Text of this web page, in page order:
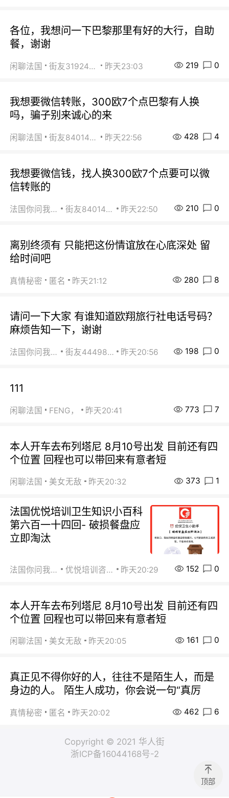
各位，我想问一下巴黎那里有好的大行，自助
餐，谢谢
闲聊法国 街友31924072 昨天23:03 219 0
我想要微信转账，300欧7个点巴黎有人换
吗，骗子别来诚心的来
闲聊法国 街友84014588 昨天22:56 428 4
我想要微信钱，找人换300欧7个点要可以微
信转账的
法国你问我答 街友84014588 昨天22:50 210 0
离别终须有 只能把这份情谊放在心底深处 留
给时间吧
真情秘密 匿名 昨天21:12 280 8
请问一下大家 有谁知道欧翔旅行社电话号码？
麻烦告知一下，谢谢
法国你问我答 街友44498484 昨天20:56 198 0
111
闲聊法国 FENG， 昨天20:41 773 7
本人开车去布列塔尼 8月10号出发 目前还有四
个位置 回程也可以带回来有意者短
闲聊法国 美女无敌 昨天20:32 373 1
法国优悦培训卫生知识小百科
第六百一十四回- 破损餐盘应
立即淘汰
法国你问我答 优悦培训咨询 昨天20:29 152 0
本人开车去布列塔尼 8月10号出发 目前还有四
个位置 回程也可以带回来有意者短
闲聊法国 美女无敌 昨天20:05 161 0
真正见不得你好的人，往往不是陌生人，而是
身边的人。 陌生人成功，你会说一句“真厉
真情秘密 匿名 昨天20:02 462 6
Copyright © 2021 华人街
浙ICP备16044168号-2
顶部